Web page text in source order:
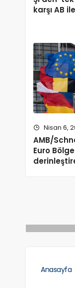
karşı AB
Nisan 6,
AMB/
Euro
Anasayfa